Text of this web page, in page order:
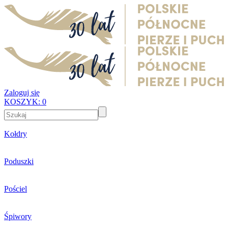
Zaloguj się
KOSZYK: 0
Kołdry
Poduszki
Pościel
Śpiwory